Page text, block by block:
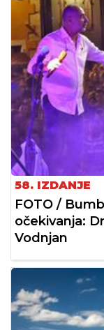
58. IZDANJE
FOTO /
očekivanja:
Vodnjan